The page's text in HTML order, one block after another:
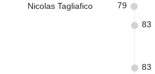
Nicolas Tagliafico 79
83
83